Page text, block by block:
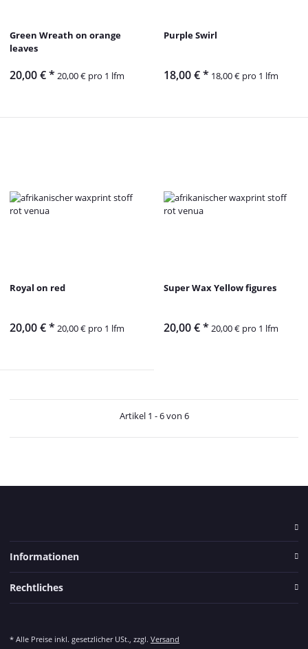
Green Wreath on orange
leaves
20,00 €* 20,00 € pro 1 lfm
Purple Swirl
18,00 €* 18,00 € pro 1 lfm
Royal on red
20,00 €* 20,00 € pro 1 lfm
Super Wax Yellow figures
20,00 €* 20,00 € pro 1 lfm
Artikel 1 - 6 von 6
Informationen
Rechtliches
* Alle Preise inkl. gesetzlicher USt., zzgl. Versand